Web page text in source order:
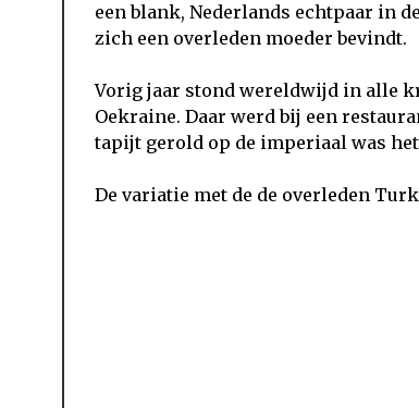
een blank, Nederlands echtpaar in
zich een overleden moeder bevindt.
Vorig jaar stond wereldwijd in alle
Oekraine. Daar werd bij een
tapijt gerold op de imperiaal was
De variatie met de de overleden